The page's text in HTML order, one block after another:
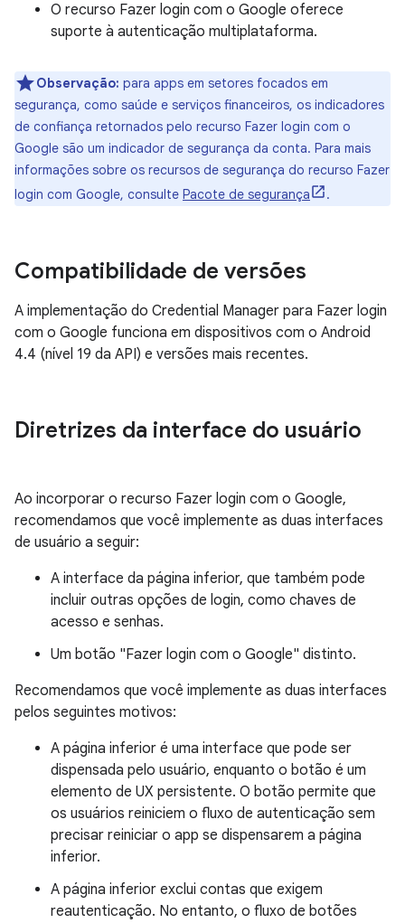
O recurso Fazer login com o Google oferece
suporte à autenticação multiplataforma.
Observação: para apps em setores focados em
segurança, como saúde e serviços financeiros, os indicadores
de confiança retornados pelo recurso Fazer login com o
Google são um indicador de segurança da conta. Para mais
informações sobre os recursos de segurança do recurso Fazer
login com Google, consulte Pacote de segurança .
Compatibilidade de versões
A implementação do Credential Manager para Fazer login
com o Google funciona em dispositivos com o Android
4.4 (nível 19 da API) e versões mais recentes.
Diretrizes da interface do usuário
Ao incorporar o recurso Fazer login com o Google,
recomendamos que você implemente as duas interfaces
de usuário a seguir:
A interface da página inferior, que também pode
incluir outras opções de login, como chaves de
acesso e senhas.
Um botão "Fazer login com o Google" distinto.
Recomendamos que você implemente as duas interfaces
pelos seguintes motivos:
A página inferior é uma interface que pode ser
dispensada pelo usuário, enquanto o botão é um
elemento de UX persistente. O botão permite que
os usuários reiniciem o fluxo de autenticação sem
precisar reiniciar o app se dispensarem a página
inferior.
A página inferior exclui contas que exigem
reautenticação. No entanto, o fluxo de botões